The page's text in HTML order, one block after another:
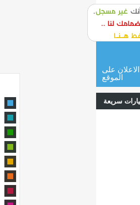
or login
سريعة
الاعلان على
الموقع